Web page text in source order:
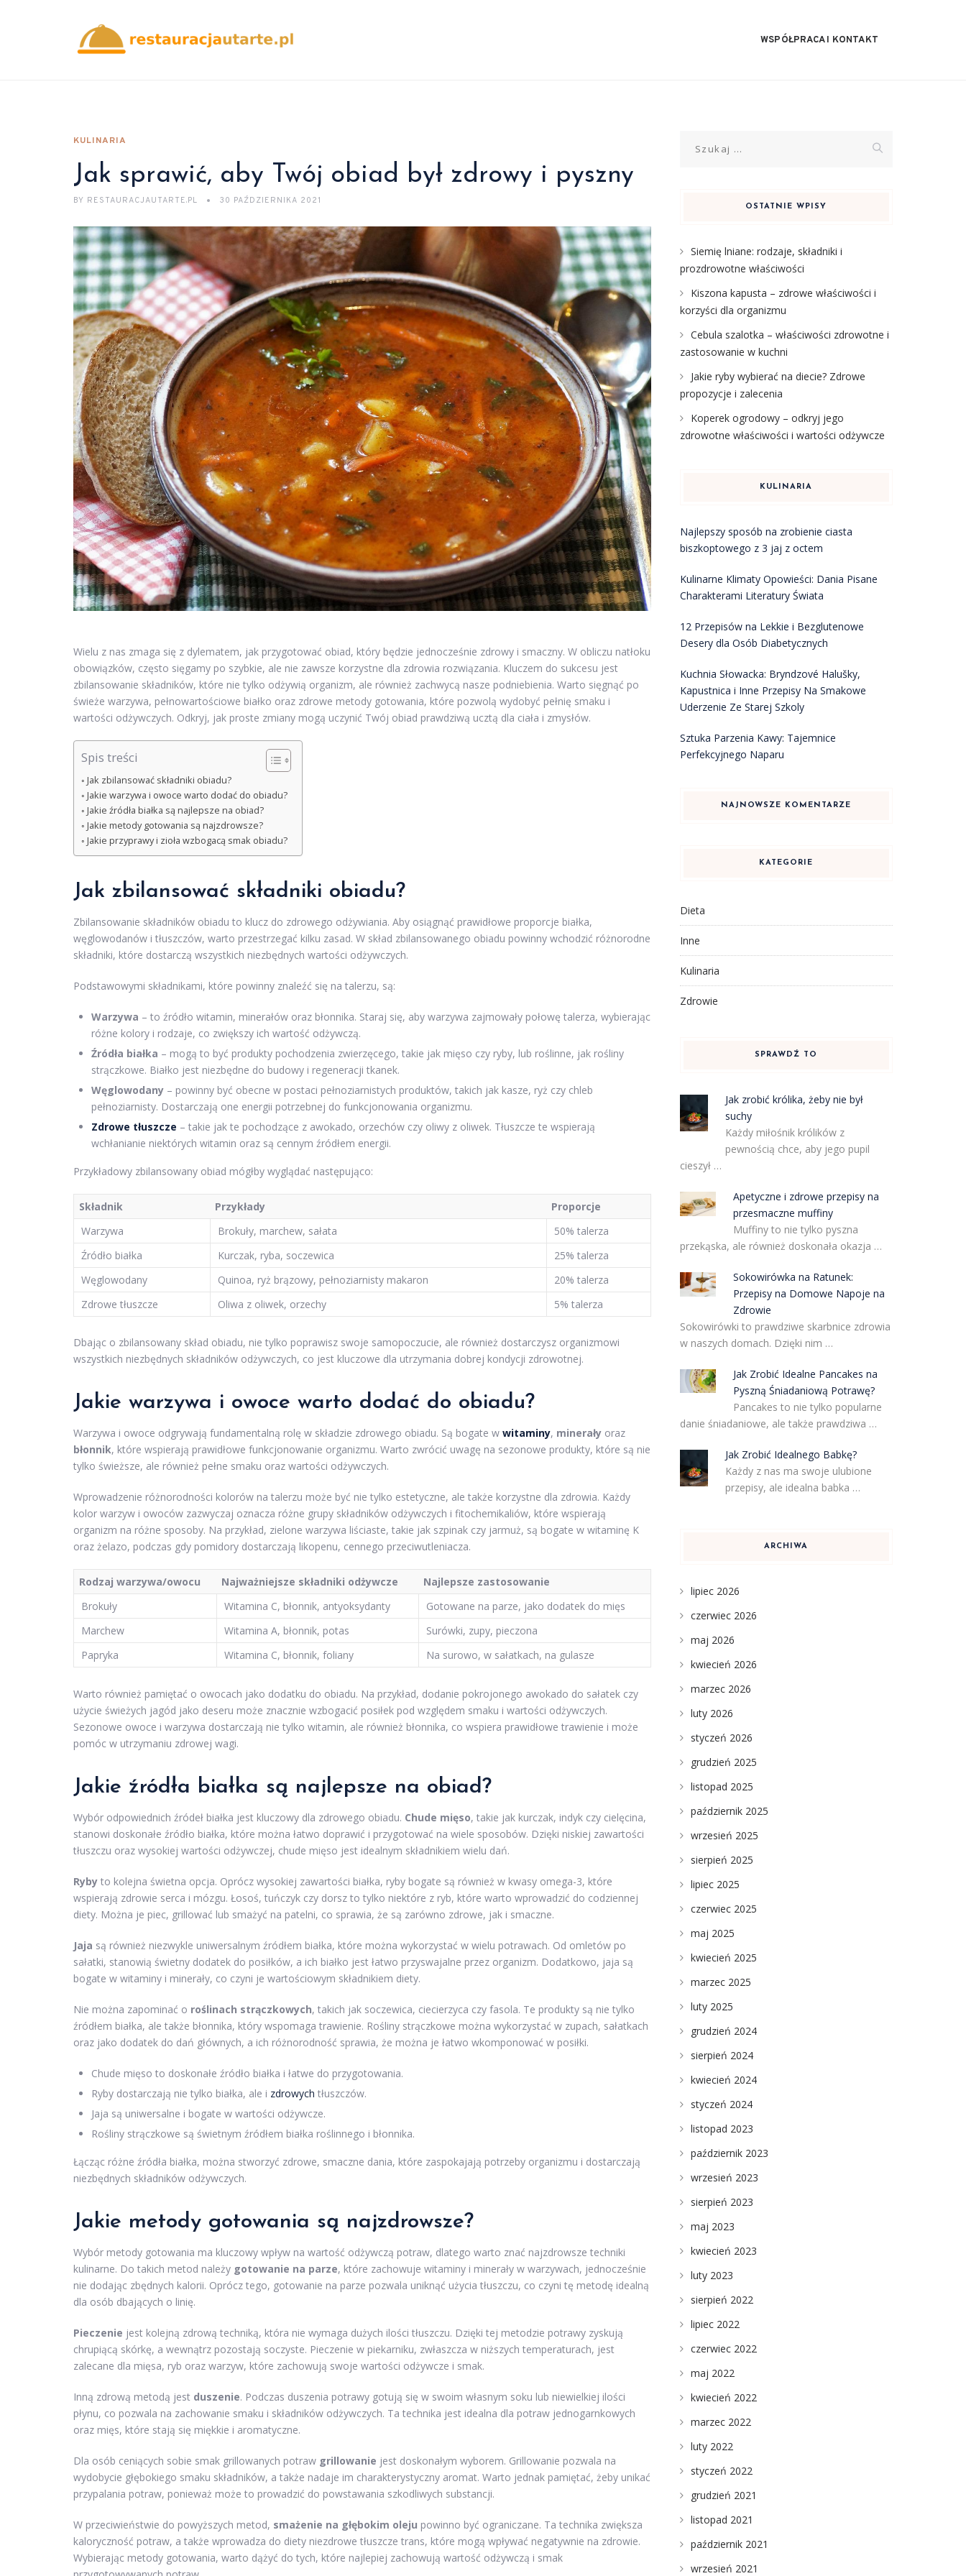
WSPÓŁPRACA I KONTAKT
KULINARIA
Jak sprawić, aby Twój obiad był zdrowy i pyszny
BY RESTAURACJAUTARTE.PL 30 PAŹDZIERNIKA 2021
Wielu z nas zmaga się z dylematem, jak przygotować obiad, który będzie jednocześnie zdrowy i smaczny. W obliczu natłoku
obowiązków, często sięgamy po szybkie, ale nie zawsze korzystne dla zdrowia rozwiązania. Kluczem do sukcesu jest
zbilansowanie składników, które nie tylko odżywią organizm, ale również zachwycą nasze podniebienia. Warto sięgnąć po
świeże warzywa, pełnowartościowe białko oraz zdrowe metody gotowania, które pozwolą wydobyć pełnię smaku i
wartości odżywczych. Odkryj, jak proste zmiany mogą uczynić Twój obiad prawdziwą ucztą dla ciała i zmysłów.
Spis treści
Jak zbilansować składniki obiadu?
Jakie warzywa i owoce warto dodać do obiadu?
Jakie źródła białka są najlepsze na obiad?
Jakie metody gotowania są najzdrowsze?
Jakie przyprawy i zioła wzbogacą smak obiadu?
Jak zbilansować składniki obiadu?
Zbilansowanie składników obiadu to klucz do zdrowego odżywiania. Aby osiągnąć prawidłowe proporcje białka,
węglowodanów i tłuszczów, warto przestrzegać kilku zasad. W skład zbilansowanego obiadu powinny wchodzić różnorodne
składniki, które dostarczą wszystkich niezbędnych wartości odżywczych.
Podstawowymi składnikami, które powinny znaleźć się na talerzu, są:
Warzywa – to źródło witamin, minerałów oraz błonnika. Staraj się, aby warzywa zajmowały połowę talerza, wybierając
różne kolory i rodzaje, co zwiększy ich wartość odżywczą.
Źródła białka – mogą to być produkty pochodzenia zwierzęcego, takie jak mięso czy ryby, lub roślinne, jak rośliny
strączkowe. Białko jest niezbędne do budowy i regeneracji tkanek.
Węglowodany – powinny być obecne w postaci pełnoziarnistych produktów, takich jak kasze, ryż czy chleb
pełnoziarnisty. Dostarczają one energii potrzebnej do funkcjonowania organizmu.
Zdrowe tłuszcze – takie jak te pochodzące z awokado, orzechów czy oliwy z oliwek. Tłuszcze te wspierają
wchłanianie niektórych witamin oraz są cennym źródłem energii.
Przykładowy zbilansowany obiad mógłby wyglądać następująco:
Składnik Przykłady
Proporcje
Warzywa
Brokuły, marchew, sałata
50% talerza
Źródło białka
Kurczak, ryba, soczewica
25% talerza
Węglowodany
Quinoa, ryż brązowy, pełnoziarnisty makaron
20% talerza
Zdrowe tłuszcze
Oliwa z oliwek, orzechy 5% talerza
Dbając o zbilansowany skład obiadu, nie tylko poprawisz swoje samopoczucie, ale również dostarczysz organizmowi
wszystkich niezbędnych składników odżywczych, co jest kluczowe dla utrzymania dobrej kondycji zdrowotnej.
Jakie warzywa i owoce warto dodać do obiadu?
Warzywa i owoce odgrywają fundamentalną rolę w składzie zdrowego obiadu. Są bogate w witaminy, minerały oraz
błonnik, które wspierają prawidłowe funkcjonowanie organizmu. Warto zwrócić uwagę na sezonowe produkty, które są nie
tylko świeższe, ale również pełne smaku oraz wartości odżywczych.
Wprowadzenie różnorodności kolorów na talerzu może być nie tylko estetyczne, ale także korzystne dla zdrowia. Każdy
kolor warzyw i owoców zazwyczaj oznacza różne grupy składników odżywczych i fitochemikaliów, które wspierają
organizm na różne sposoby. Na przykład, zielone warzywa liściaste, takie jak szpinak czy jarmuż, są bogate w witaminę K
oraz żelazo, podczas gdy pomidory dostarczają likopenu, cennego przeciwutleniacza.
Rodzaj warzywa/owocu Najważniejsze składniki odżywcze
Najlepsze zastosowanie
Brokuły
Witamina C, błonnik, antyoksydanty
Gotowane na parze, jako dodatek do mięs
Marchew
Witamina A, błonnik, potas
Surówki, zupy, pieczona
Papryka
Witamina C, błonnik, foliany Na surowo, w sałatkach, na gulasze
Warto również pamiętać o owocach jako dodatku do obiadu. Na przykład, dodanie pokrojonego awokado do sałatek czy
użycie świeżych jagód jako deseru może znacznie wzbogacić posiłek pod względem smaku i wartości odżywczych.
Sezonowe owoce i warzywa dostarczają nie tylko witamin, ale również błonnika, co wspiera prawidłowe trawienie i może
pomóc w utrzymaniu zdrowej wagi.
Jakie źródła białka są najlepsze na obiad?
Wybór odpowiednich źródeł białka jest kluczowy dla zdrowego obiadu. Chude mięso, takie jak kurczak, indyk czy cielęcina,
stanowi doskonałe źródło białka, które można łatwo doprawić i przygotować na wiele sposobów. Dzięki niskiej zawartości
tłuszczu oraz wysokiej wartości odżywczej, chude mięso jest idealnym składnikiem wielu dań.
Ryby to kolejna świetna opcja. Oprócz wysokiej zawartości białka, ryby bogate są również w kwasy omega-3, które
wspierają zdrowie serca i mózgu. Łosoś, tuńczyk czy dorsz to tylko niektóre z ryb, które warto wprowadzić do codziennej
diety. Można je piec, grillować lub smażyć na patelni, co sprawia, że są zarówno zdrowe, jak i smaczne.
Jaja są również niezwykle uniwersalnym źródłem białka, które można wykorzystać w wielu potrawach. Od omletów po
sałatki, stanowią świetny dodatek do posiłków, a ich białko jest łatwo przyswajalne przez organizm. Dodatkowo, jaja są
bogate w witaminy i minerały, co czyni je wartościowym składnikiem diety.
Nie można zapominać o roślinach strączkowych, takich jak soczewica, ciecierzyca czy fasola. Te produkty są nie tylko
źródłem białka, ale także błonnika, który wspomaga trawienie. Rośliny strączkowe można wykorzystać w zupach, sałatkach
oraz jako dodatek do dań głównych, a ich różnorodność sprawia, że można je łatwo wkomponować w posiłki.
Chude mięso to doskonałe źródło białka i łatwe do przygotowania.
Ryby dostarczają nie tylko białka, ale i zdrowych tłuszczów.
Jaja są uniwersalne i bogate w wartości odżywcze.
Rośliny strączkowe są świetnym źródłem białka roślinnego i błonnika.
Łącząc różne źródła białka, można stworzyć zdrowe, smaczne dania, które zaspokajają potrzeby organizmu i dostarczają
niezbędnych składników odżywczych.
Jakie metody gotowania są najzdrowsze?
Wybór metody gotowania ma kluczowy wpływ na wartość odżywczą potraw, dlatego warto znać najzdrowsze techniki
kulinarne. Do takich metod należy gotowanie na parze, które zachowuje witaminy i minerały w warzywach, jednocześnie
nie dodając zbędnych kalorii. Oprócz tego, gotowanie na parze pozwala uniknąć użycia tłuszczu, co czyni tę metodę idealną
dla osób dbających o linię.
Pieczenie jest kolejną zdrową techniką, która nie wymaga dużych ilości tłuszczu. Dzięki tej metodzie potrawy zyskują
chrupiącą skórkę, a wewnątrz pozostają soczyste. Pieczenie w piekarniku, zwłaszcza w niższych temperaturach, jest
zalecane dla mięsa, ryb oraz warzyw, które zachowują swoje wartości odżywcze i smak.
Inną zdrową metodą jest duszenie. Podczas duszenia potrawy gotują się w swoim własnym soku lub niewielkiej ilości
płynu, co pozwala na zachowanie smaku i składników odżywczych. Ta technika jest idealna dla potraw jednogarnkowych
oraz mięs, które stają się miękkie i aromatyczne.
Dla osób ceniących sobie smak grillowanych potraw grillowanie jest doskonałym wyborem. Grillowanie pozwala na
wydobycie głębokiego smaku składników, a także nadaje im charakterystyczny aromat. Warto jednak pamiętać, żeby unikać
przypalania potraw, ponieważ może to prowadzić do powstawania szkodliwych substancji.
W przeciwieństwie do powyższych metod, smażenie na głębokim oleju powinno być ograniczane. Ta technika zwiększa
kaloryczność potraw, a także wprowadza do diety niezdrowe tłuszcze trans, które mogą wpływać negatywnie na zdrowie.
Wybierając metody gotowania, warto dążyć do tych, które najlepiej zachowują wartość odżywczą i smak
OSTATNIE WPISY
Siemię lniane: rodzaje, składniki i
prozdrowotne właściwości
Kiszona kapusta – zdrowe właściwości i
korzyści dla organizmu
Cebula szalotka – właściwości zdrowotne i
zastosowanie w kuchni
Jakie ryby wybierać na diecie? Zdrowe
propozycje i zalecenia
Koperek ogrodowy – odkryj jego
zdrowotne właściwości i wartości odżywcze
KULINARIA
Najlepszy sposób na zrobienie ciasta
biszkoptowego z 3 jaj z octem
Kulinarne Klimaty Opowieści: Dania Pisane
Charakterami Literatury Świata
12 Przepisów na Lekkie i Bezglutenowe
Desery dla Osób Diabetycznych
Kuchnia Słowacka: Bryndzové Halušky,
Kapustnica i Inne Przepisy Na Smakowe
Uderzenie Ze Starej Szkoly
Sztuka Parzenia Kawy: Tajemnice
Perfekcyjnego Naparu
NAJNOWSZE KOMENTARZE
KATEGORIE
Dieta
Inne
Kulinaria
Zdrowie
SPRAWDŹ TO
Jak zrobić królika, żeby nie był
suchy
Każdy miłośnik królików z
pewnością chce, aby jego pupil
cieszył …
Apetyczne i zdrowe przepisy na
przesmaczne muffiny
Muffiny to nie tylko pyszna
przekąska, ale również doskonała okazja …
Sokowirówka na Ratunek:
Przepisy na Domowe Napoje na
Zdrowie
Sokowirówki to prawdziwe skarbnice zdrowia
w naszych domach. Dzięki nim …
Jak Zrobić Idealne Pancakes na
Pyszną Śniadaniową Potrawę?
Pancakes to nie tylko popularne
danie śniadaniowe, ale także prawdziwa …
Jak Zrobić Idealnego Babkę?
Każdy z nas ma swoje ulubione
przepisy, ale idealna babka …
ARCHIWA
lipiec 2026
czerwiec 2026
maj 2026
kwiecień 2026
marzec 2026
luty 2026
styczeń 2026
grudzień 2025
listopad 2025
październik 2025
wrzesień 2025
sierpień 2025
lipiec 2025
czerwiec 2025
maj 2025
kwiecień 2025
marzec 2025
luty 2025
grudzień 2024
sierpień 2024
kwiecień 2024
styczeń 2024
listopad 2023
październik 2023
wrzesień 2023
sierpień 2023
maj 2023
kwiecień 2023
luty 2023
sierpień 2022
lipiec 2022
czerwiec 2022
maj 2022
kwiecień 2022
marzec 2022
luty 2022
styczeń 2022
grudzień 2021
listopad 2021
październik 2021
wrzesień 2021